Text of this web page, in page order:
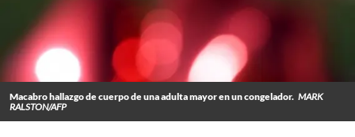
Macabro hallazgo de cuerpo de una adulta mayor en un congelador. MARK
RALSTON/AFP